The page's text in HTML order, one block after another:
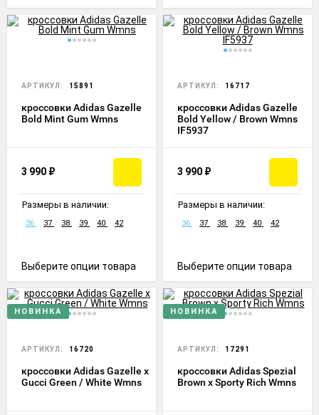
АРТИКУЛ: 15891
кроссовки Adidas Gazelle
Bold Mint Gum Wmns
3 990 ₽
Размеры в наличии:
36 37 38 39 40 42
Выберите опции товара
АРТИКУЛ: 16717
кроссовки Adidas Gazelle
Bold Yellow / Brown Wmns
IF5937
3 990 ₽
Размеры в наличии:
36 37 38 39 40 42
Выберите опции товара
НОВИНКА
АРТИКУЛ: 16720
кроссовки Adidas Gazelle x
Gucci Green / White Wmns
НОВИНКА
АРТИКУЛ: 17291
кроссовки Adidas Spezial
Brown x Sporty Rich Wmns